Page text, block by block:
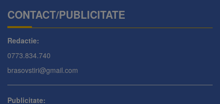
CONTACT/PUBLICITATE
Redactie:
0773.834.740
brasovstiri@gmail.com
Publicitate: